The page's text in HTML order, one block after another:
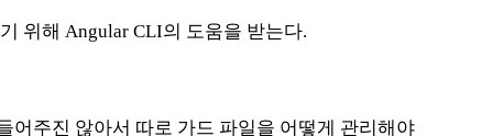
위해 Angular CLI의 도움을 받는다.
어주진 않아서 따로 가드 파일을 어떻게 관리해야